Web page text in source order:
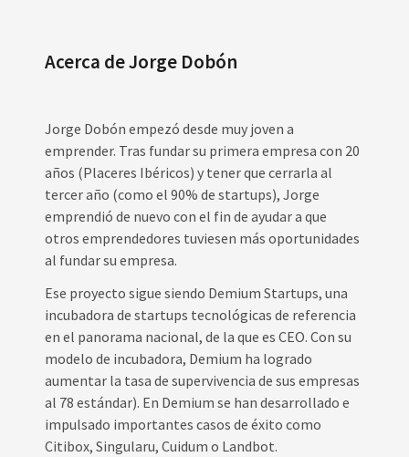
Acerca de Jorge Dobón
Jorge Dobón empezó desde muy joven a
emprender. Tras fundar su primera empresa con 20
años (Placeres Ibéricos) y tener que cerrarla al
tercer año (como el 90% de startups), Jorge
emprendió de nuevo con el fin de ayudar a que
otros emprendedores tuviesen más oportunidades
al fundar su empresa.
Ese proyecto sigue siendo Demium Startups, una
incubadora de startups tecnológicas de referencia
en el panorama nacional, de la que es CEO. Con su
modelo de incubadora, Demium ha logrado
aumentar la tasa de supervivencia de sus empresas
al 78 estándar). En Demium se han desarrollado e
impulsado importantes casos de éxito como
Citibox, Singularu, Cuidum o Landbot.